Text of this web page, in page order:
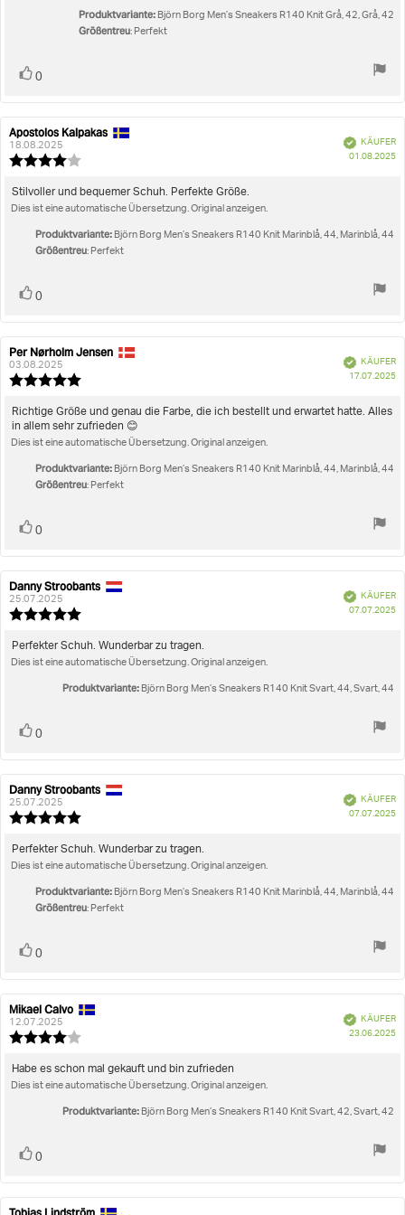
Produktvariante: Björn Borg Men’s Sneakers R140 Knit Grå, 42, Grå, 42
Größentreu: Perfekt
Stimme
0
Autor
der
Rezension:
Apostolos Kalpakas
18.08.2025
von
VerifiziertKÄUFER
01.08.2025
Rezensionstext:
Stilvoller und bequemer Schuh. Perfekte Größe.
Dies ist eine automatische Übersetzung. Original anzeigen.
Produktvariante: Björn Borg Men’s Sneakers R140 Knit Marinblå, 44, Marinblå, 44
Größentreu: Perfekt
Stimme
0
Autor
der
Rezension:
Per Nørholm Jensen
03.08.2025
von
5
Sternen
VerifiziertKÄUFER
17.07.2025
Rezensionstext:
Richtige Größe und genau die Farbe, die ich bestellt und erwartet hatte. Alles
in allem sehr zufrieden 😊
Dies ist eine automatische Übersetzung. Original anzeigen.
Produktvariante: Björn Borg Men’s Sneakers R140 Knit Marinblå, 44, Marinblå, 44
Größentreu: Perfekt
Stimme
0
Autor
der
Rezension:
Danny Stroobants
25.07.2025
von
VerifiziertKÄUFER
07.07.2025
Rezensionstext:
Perfekter Schuh. Wunderbar zu tragen.
Dies ist eine automatische Übersetzung. Original anzeigen.
Produktvariante: Björn Borg Men’s Sneakers R140 Knit Svart, 44, Svart, 44
Stimme
0
Autor
der
Rezension:
Danny Stroobants
25.07.2025
von
VerifiziertKÄUFER
07.07.2025
Rezensionstext:
Perfekter Schuh. Wunderbar zu tragen.
Dies ist eine automatische Übersetzung. Original anzeigen.
Produktvariante: Björn Borg Men’s Sneakers R140 Knit Marinblå, 44, Marinblå, 44
Größentreu: Perfekt
Stimme
0
Autor
der
Rezension:
Mikael Calvo
12.07.2025
von
VerifiziertKÄUFER
23.06.2025
Rezensionstext:
Habe es schon mal gekauft und bin zufrieden
Dies ist eine automatische Übersetzung. Original anzeigen.
Produktvariante: Björn Borg Men’s Sneakers R140 Knit Svart, 42, Svart, 42
Stimme
0